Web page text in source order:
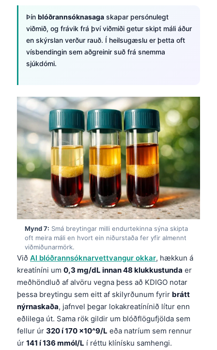
Þín blóðrannsóknasaga skapar persónulegt
viðmið, og frávik frá því viðmiði getur skipt máli áður
en skýrslan verður rauð. Í heilsugæslu er þetta oft
vísbendingin sem aðgreinir suð frá snemma
sjúkdómi.
Mynd 7: Smá breytingar milli endurtekinna sýna skipta
oft meira máli en hvort ein niðurstaða fer yfir almennt
viðmiðunarmörk.
Við AI blóðrannsóknarvettvangur okkar, hækkun á
kreatíníni um 0,3 mg/dL innan 48 klukkustunda er
meðhöndluð af alvöru vegna þess að KDIGO notar
þessa breytingu sem eitt af skilyrðunum fyrir brátt
nýrnaskaða, jafnvel þegar lokakreatínínið lítur enn
eðlilega út. Sama rök gildir um blóðflögufjölda sem
fellur úr 320 í 170 ×10^9/L eða natríum sem rennur
úr 141 í 136 mmól/L í réttu klínísku samhengi.
Polski
한국어
Slovenščina
Magyar
Shqip
বাংলা
اردو
मराठी
తెలుగు
தமிழ்
ગુજરાતી
ಕನ್ನಡ
മലയാളം
Bahasa Melayu
Tiếng Việt
Tagalog
ភាសាខ្មែរ
Kiswahili
አማርኛ